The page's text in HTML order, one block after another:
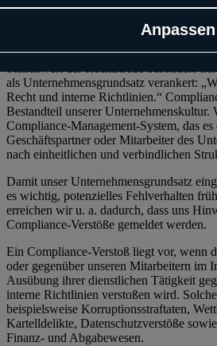
Anpassen
Compliance oder Regeltreue ist heute
globalen Umfeld wachsen die
ständig. Deshalb passen wir unsere
permanent den rechtlichen
als Unternehmensgrundsatz verankert:
Recht und interne Richtlinien.“
Bestandteil unserer Unternehmenskultur.
Compliance-Management-System, das
Geschäftspartner oder Mitarbeiter des
nach einheitlichen und verbindlichen
Damit unser Unternehmensgrundsatz
es wichtig, potenzielles Fehlverhalten
erreichen wir u. a. dadurch, dass uns
Compliance-Verstöße gemeldet werden.
Ein Compliance-Verstoß liegt vor, wenn
oder gegenüber unseren Mitarbeitern im
Ausübung ihrer dienstlichen Tätigkeit
interne Richtlinien verstoßen wird.
beispielsweise Korruptionsstraftaten,
Kartelldelikte, Datenschutzverstöße
Finanz- und Abgabewesen.